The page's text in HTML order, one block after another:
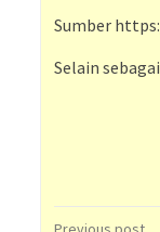
Sumber
Selain